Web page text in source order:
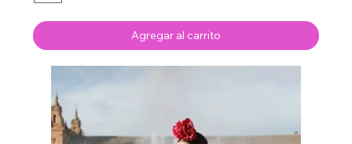
Agregar al carrito